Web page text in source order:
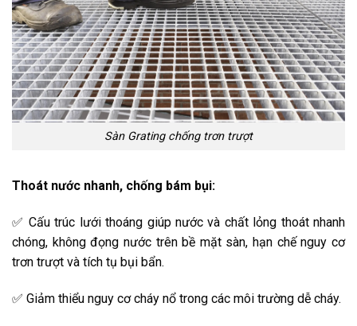
Sàn Grating chống trơn trượt
Thoát nước nhanh, chống bám bụi:
✅ Cấu trúc lưới thoáng giúp nước và chất lỏng thoát nhanh
chóng, không đọng nước trên bề mặt sàn, hạn chế nguy cơ
trơn trượt và tích tụ bụi bẩn.
✅ Giảm thiểu nguy cơ cháy nổ trong các môi trường dễ cháy.